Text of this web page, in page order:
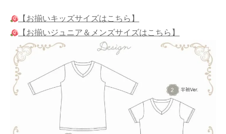
【お揃いキッズサイズはこちら】
【お揃いジュニア＆メンズサイズはこちら】